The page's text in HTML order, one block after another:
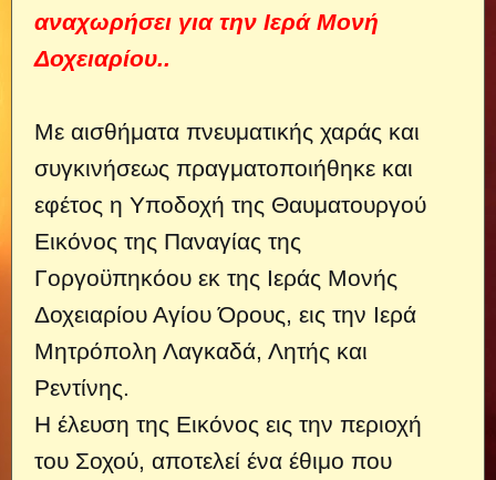
αναχωρήσει για την Ιερά Μονή
Δοχειαρίου..
Με αισθήματα πνευματικής χαράς και
συγκινήσεως πραγματοποιήθηκε και
εφέτος η Υποδοχή της Θαυματουργού
Εικόνος της Παναγίας της
Γοργοϋπηκόου εκ της Ιεράς Μονής
Δοχειαρίου Αγίου Όρους, εις την Ιερά
Μητρόπολη Λαγκαδά, Λητής και
Ρεντίνης.
Η έλευση της Εικόνος εις την περιοχή
του Σοχού, αποτελεί ένα έθιμο που